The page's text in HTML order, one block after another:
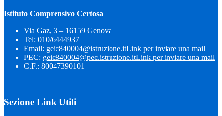
Istituto Comprensivo Certosa
Via Gaz, 3 – 16159 Genova
Tel: 010/6444937
Email: geic840004@istruzione.itLink per inviare una mail
PEC: geic840004@pec.istruzione.itLink per inviare una mail
C.F.: 80047390101
Sezione Link Utili